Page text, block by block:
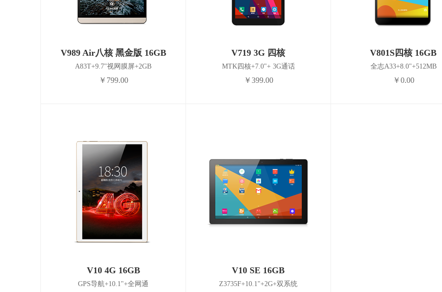
V989 Air八核 黑金版 16GB
A83T+9.7"视网膜屏+2GB
￥799.00
V719 3G 四核
MTK四核+7.0"+ 3G通话
￥399.00
V801S四核 16GB
全志A33+8.0"+512MB
￥0.00
V10 4G 16GB
GPS导航+10.1"+全网通
V10 SE 16GB
Z3735F+10.1"+2G+双系统